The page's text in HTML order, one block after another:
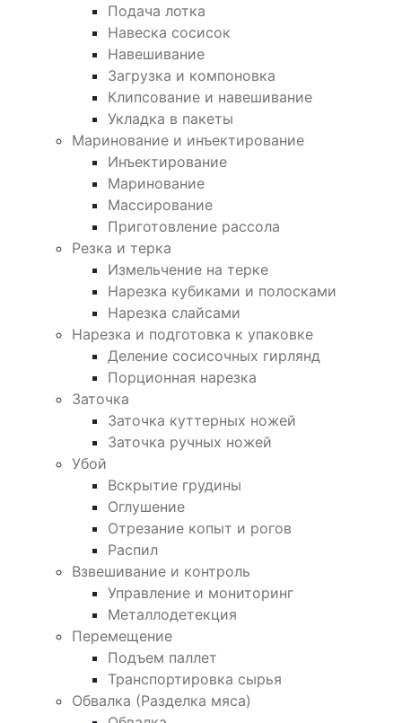
Подача лотка
Навеска сосисок
Навешивание
Загрузка и компоновка
Клипсование и навешивание
Укладка в пакеты
Маринование и инъектирование
Инъектирование
Маринование
Массирование
Приготовление рассола
Резка и терка
Измельчение на терке
Нарезка кубиками и полосками
Нарезка слайсами
Нарезка и подготовка к упаковке
Деление сосисочных гирлянд
Порционная нарезка
Заточка
Заточка куттерных ножей
Заточка ручных ножей
Убой
Вскрытие грудины
Оглушение
Отрезание копыт и рогов
Распил
Взвешивание и контроль
Управление и мониторинг
Металлодетекция
Перемещение
Подъем паллет
Транспортировка сырья
Обвалка (Разделка мяса)